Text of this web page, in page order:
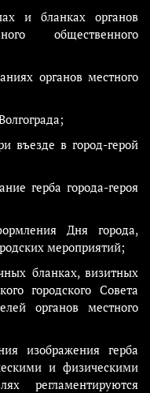
и бланках органов
общественного
органов местного
въезде в город-герой
герба города-героя
Дня города,
мероприятий;
бланках, визитных
городского Совета
органов местного
изображения герба
и физическими
регламентируются